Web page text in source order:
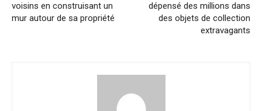
voisins en construisant un
mur autour de sa propriété
dépensé des millions dans
des objets de collection
extravagants